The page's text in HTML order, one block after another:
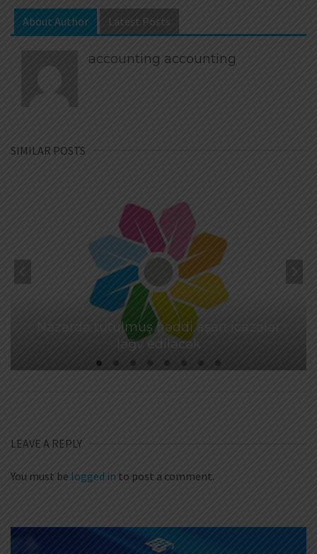
About Author Latest Posts
accounting accounting
SIMILAR POSTS
Nəzərdə tutulmuş həddi aşan icazələr
ləğv ediləcək
LEAVE A REPLY
You must be logged in to post a comment.